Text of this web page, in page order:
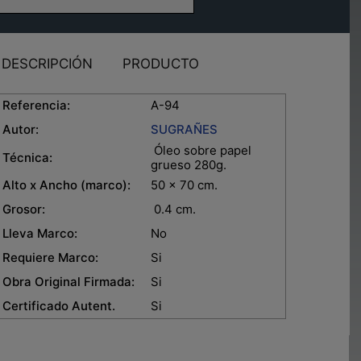
DESCRIPCIÓN PRODUCTO
A-94
Autor:
SUGRAÑES
Técnica:
Óleo sobre papel
grueso 280g.
x Ancho (marco):
50 x 70 cm.
0.4 cm.
Marco:
No
Marco:
Si
Original Firmada:
Si
Autent.
Si